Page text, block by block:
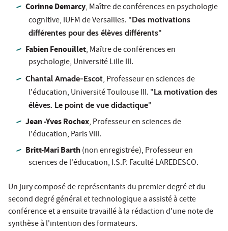
Corinne Demarcy, Maître de conférences en psychologie
cognitive, IUFM de Versailles. "Des motivations
différentes pour des élèves différents"
Fabien Fenouillet, Maître de conférences en
psychologie, Université Lille III.
Chantal Amade-Escot, Professeur en sciences de
l'éducation, Université Toulouse III. "La motivation des
élèves. Le point de vue didactique"
Jean -Yves Rochex, Professeur en sciences de
l'éducation, Paris VIII.
Britt-Mari Barth(non enregistrée), Professeur en
sciences de l'éducation, I.S.P. Faculté LAREDESCO.
Un jury composé de représentants du premier degré et du
second degré général et technologique a assisté à cette
conférence et a ensuite travaillé à la rédaction d'une note de
synthèse à l'intention des formateurs.